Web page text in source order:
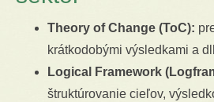
Theory of Change (ToC):
krátkodobými výsledkami a
Logical Framework
štruktúrovanie cieľov,